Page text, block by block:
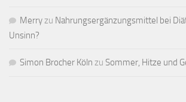
Merryzu Nahrungsergänzungsmittel bei
Unsinn?
Simon Brocher Köln zu Sommer, Hitze und